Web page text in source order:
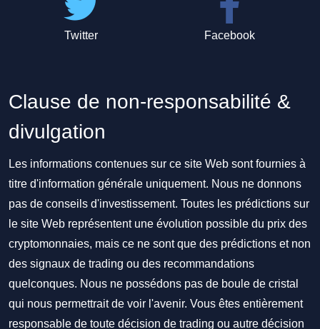
Twitter Facebook
Clause de non-responsabilité &
divulgation
Les informations contenues sur ce site Web sont fournies à
titre d'information générale uniquement. Nous ne donnons
pas de conseils d'investissement. Toutes les prédictions sur
le site Web représentent une évolution possible du prix des
cryptomonnaies, mais ce ne sont que des prédictions et non
des signaux de trading ou des recommandations
quelconques. Nous ne possédons pas de boule de cristal
qui nous permettrait de voir l'avenir. Vous êtes entièrement
responsable de toute décision de trading ou autre décision